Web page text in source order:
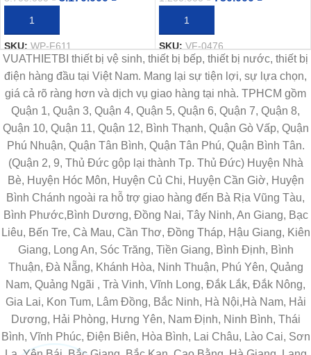
THÊM VÀO GIỎ HÀNG
SKU:WP-F611
THÊM VÀO GIỎ HÀNG
SKU:VF-0476
VUATHIETBI thiết bị vệ sinh, thiết bị bếp, thiết bị nước, thiết bị
điện hàng đầu tại Việt Nam. Mang lại sự tiện lợi, sự lựa chọn,
giá cả rõ ràng hơn và dịch vụ giao hàng tại nhà. TPHCM gồm
Quận 1, Quận 3, Quận 4, Quận 5, Quận 6, Quận 7, Quận 8,
Quận 10, Quận 11, Quận 12, Bình Thạnh, Quận Gò Vấp, Quận
Phú Nhuận, Quận Tân Bình, Quận Tân Phú, Quận Bình Tân.
(Quận 2, 9, Thủ Đức gộp lại thành Tp. Thủ Đức) Huyện Nhà
Bè, Huyện Hóc Môn, Huyện Củ Chi, Huyện Cần Giờ, Huyện
Bình Chánh ngoài ra hỗ trợ giao hàng đến Bà Rịa Vũng Tàu,
Bình Phước,Bình Dương, Đồng Nai, Tây Ninh, An Giang, Bạc
Liêu, Bến Tre, Cà Mau, Cần Thơ, Đồng Tháp, Hậu Giang, Kiên
Giang, Long An, Sóc Trăng, Tiền Giang, Bình Định, Bình
Thuận, Đà Nẵng, Khánh Hòa, Ninh Thuận, Phú Yên, Quảng
Nam, Quảng Ngãi , Trà Vinh, Vĩnh Long, Đắk Lắk, Đắk Nông,
Gia Lai, Kon Tum, Lâm Đồng, Bắc Ninh, Hà Nội,Hà Nam, Hải
Dương, Hải Phòng, Hưng Yên, Nam Định, Ninh Bình, Thái
Bình, Vĩnh Phúc, Điện Biên, Hòa Bình, Lai Châu, Lào Cai, Sơn